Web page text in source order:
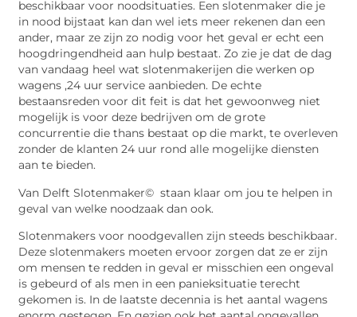
beschikbaar voor noodsituaties. Een slotenmaker die je
in nood bijstaat kan dan wel iets meer rekenen dan een
ander, maar ze zijn zo nodig voor het geval er echt een
hoogdringendheid aan hulp bestaat. Zo zie je dat de dag
van vandaag heel wat slotenmakerijen die werken op
wagens ,24 uur service aanbieden. De echte
bestaansreden voor dit feit is dat het gewoonweg niet
mogelijk is voor deze bedrijven om de grote
concurrentie die thans bestaat op die markt, te overleven
zonder de klanten 24 uur rond alle mogelijke diensten
aan te bieden.
Van Delft Slotenmaker© staan klaar om jou te helpen in
geval van welke noodzaak dan ook.
Slotenmakers voor noodgevallen zijn steeds beschikbaar.
Deze slotenmakers moeten ervoor zorgen dat ze er zijn
om mensen te redden in geval er misschien een ongeval
is gebeurd of als men in een panieksituatie terecht
gekomen is. In de laatste decennia is het aantal wagens